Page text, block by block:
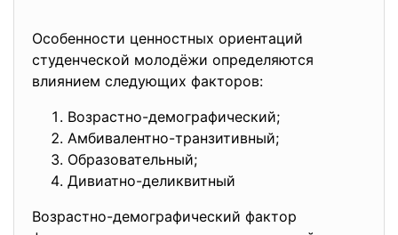
Особенности ценностных ориентаций
студенческой молодёжи определяются
влиянием следующих факторов:
Возрастно-демографический;
Амбивалентно-транзитивный;
Образовательный;
Дивиатно-деликвитный
Возрастно-демографический фактор